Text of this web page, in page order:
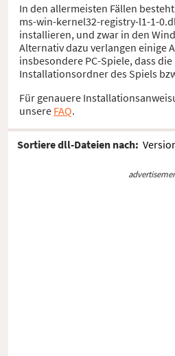
In den allermeisten Fällen
ms-win-kernel32-registry-l1-1-
installieren, und zwar in den
Alternativ dazu verlangen einige
insbesondere PC-Spiele, dass die
Installationsordner des Spiels
Für genauere
unsere FAQ.
Sortiere dll-Dateien nach: